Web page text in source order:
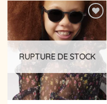
Ajouter
à la
liste
RUPTURE DE STOCK